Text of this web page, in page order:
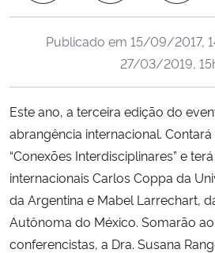
Ministério da Ciência, Tecnologia, Inovações e
Ministério do Meio Ambiente
Ministério do Turismo
Publicado em 15/09/2017,
27/03/2019,
Este ano, a terceira edição do
abrangência internacional.
“Conexões Interdisciplinares” e
internacionais Carlos Coppa da
da Argentina e Mabel Larrechart,
Autônoma do México. Somarão
conferencistas, a Dra. Susana